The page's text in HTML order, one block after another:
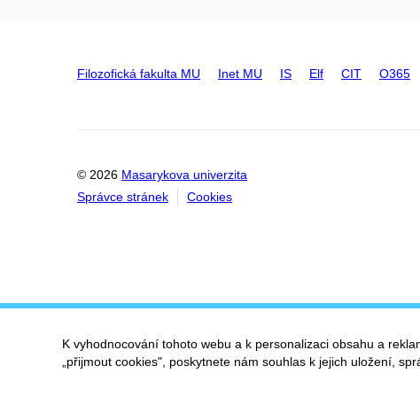
Filozofická fakulta MU Inet MU IS Elf CIT O365
© 2026 Masarykova univerzita
Správce stránek
Cookies
K vyhodnocování tohoto webu a k personalizaci obsahu a
„přijmout cookies", poskytnete nám souhlas k jejich uložení,